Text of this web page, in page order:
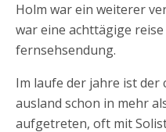
Holm war ein weiterer
war eine achttägige
fernsehsendung.
Im laufe der jahre ist der
ausland schon in mehr
aufgetreten, oft mit